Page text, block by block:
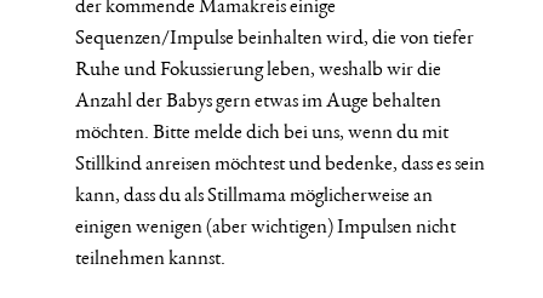
der kommende Mamakreis einige
Sequenzen/Impulse beinhalten wird, die von tiefer
Ruhe und Fokussierung leben, weshalb wir die
Anzahl der Babys gern etwas im Auge behalten
möchten. Bitte melde dich bei uns, wenn du mit
Stillkind anreisen möchtest und bedenke, dass es sein
kann, dass du als Stillmama möglicherweise an
einigen wenigen (aber wichtigen) Impulsen nicht
teilnehmen kannst.